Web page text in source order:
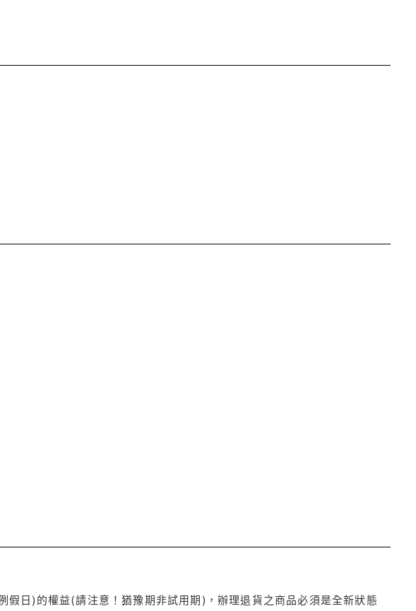
日)的權益(請注意！猶豫期非試用期)，辦理退貨之商品必須是全新狀態